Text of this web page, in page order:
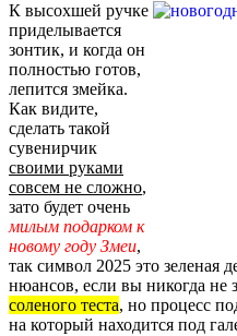
К высохшей ручке
приделывается
зонтик, и когда он
полностью готов,
лепится змейка.
Как видите,
сделать такой
сувенирчик
своими руками
совсем не сложно,
зато будет очень
милым подарком к
новому году Змеи,
так символ 2025 это зеленая
нюансов, если вы никогда не
соленого теста, но процесс
на который находится под